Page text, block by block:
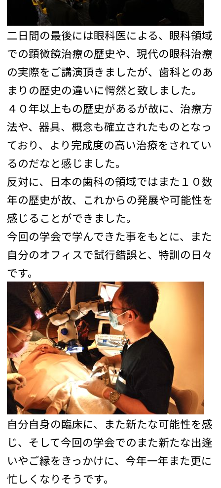
二日間の最後には眼科医による、眼科領域
での顕微鏡治療の歴史や、現代の眼科治療
の実際をご講演頂きましたが、歯科とのあ
まりの歴史の違いに愕然と致しました。
４０年以上もの歴史があるが故に、治療方
法や、器具、概念も確立されたものとなっ
ており、より完成度の高い治療をされてい
るのだなと感じました。
反対に、日本の歯科の領域ではまた１０数
年の歴史が故、これからの発展や可能性を
感じることができました。
今回の学会で学んできた事をもとに、また
自分のオフィスで試行錯誤と、特訓の日々
です。
自分自身の臨床に、また新たな可能性を感
じ、そして今回の学会でのまた新たな出逢
いやご縁をきっかけに、今年一年また更に
忙しくなりそうです。